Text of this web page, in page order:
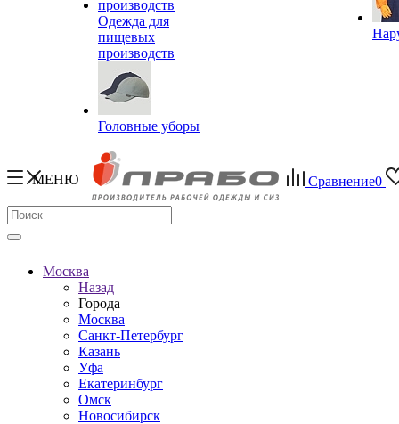
Одежда для
пищевых
производств
Головные уборы
МЕНЮ Сравнение0
Москва
Назад
Города
Москва
Санкт-Петербург
Казань
Уфа
Екатеринбург
Омск
Новосибирск